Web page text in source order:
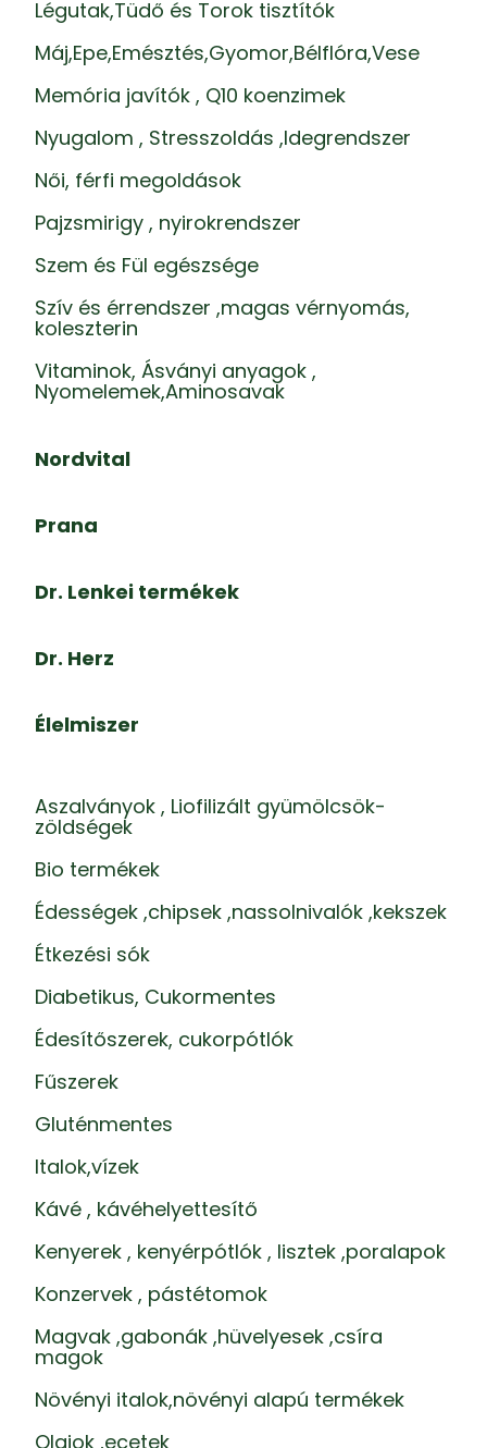
Légutak,Tüdő és Torok tisztítók
Máj,Epe,Emésztés,Gyomor,Bélflóra,Vese
Memória javítók , Q10 koenzimek
Nyugalom , Stresszoldás ,Idegrendszer
Női, férfi megoldások
Pajzsmirigy , nyirokrendszer
Szem és Fül egészsége
Szív és érrendszer ,magas vérnyomás,
koleszterin
Vitaminok, Ásványi anyagok ,
Nyomelemek,Aminosavak
Nordvital
Prana
Dr. Lenkei termékek
Dr. Herz
Élelmiszer
Aszalványok , Liofilizált gyümölcsök-
zöldségek
Bio termékek
Édességek ,chipsek ,nassolnivalók ,kekszek
Étkezési sók
Diabetikus, Cukormentes
Édesítőszerek, cukorpótlók
Fűszerek
Gluténmentes
Italok,vízek
Kávé , kávéhelyettesítő
Kenyerek , kenyérpótlók , lisztek ,poralapok
Konzervek , pástétomok
Magvak ,gabonák ,hüvelyesek ,csíra
magok
Növényi italok,növényi alapú termékek
Olajok ,ecetek